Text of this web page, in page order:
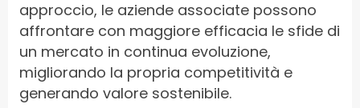
approccio, le aziende associate possono
affrontare con maggiore efficacia le sfide di
un mercato in continua evoluzione,
migliorando la propria competitività e
generando valore sostenibile.